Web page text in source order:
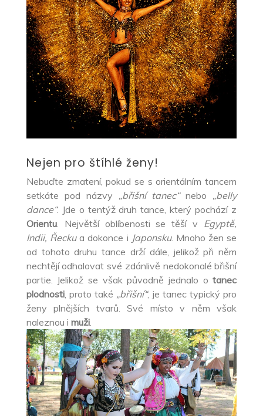
Nejen pro štíhlé ženy!
Nebuďte zmatení, pokud se s orientálním tancem
setkáte pod názvy „břišní tanec“nebo „belly
dance“. Jde o tentýž druh tance, který pochází z
Orientu. Největší oblíbenosti se těší v Egyptě,
Indii, Řeckua dokonce i Japonsku. Mnoho žen se
od tohoto druhu tance drží dále, jelikož při něm
nechtějí odhalovat své zdánlivě nedokonalé břišní
partie. Jelikož se však původně jednalo otanec
plodnosti, proto také „břišní“, je tanec typický pro
ženy plnějších tvarů. Své místo v něm však
naleznou i muži.